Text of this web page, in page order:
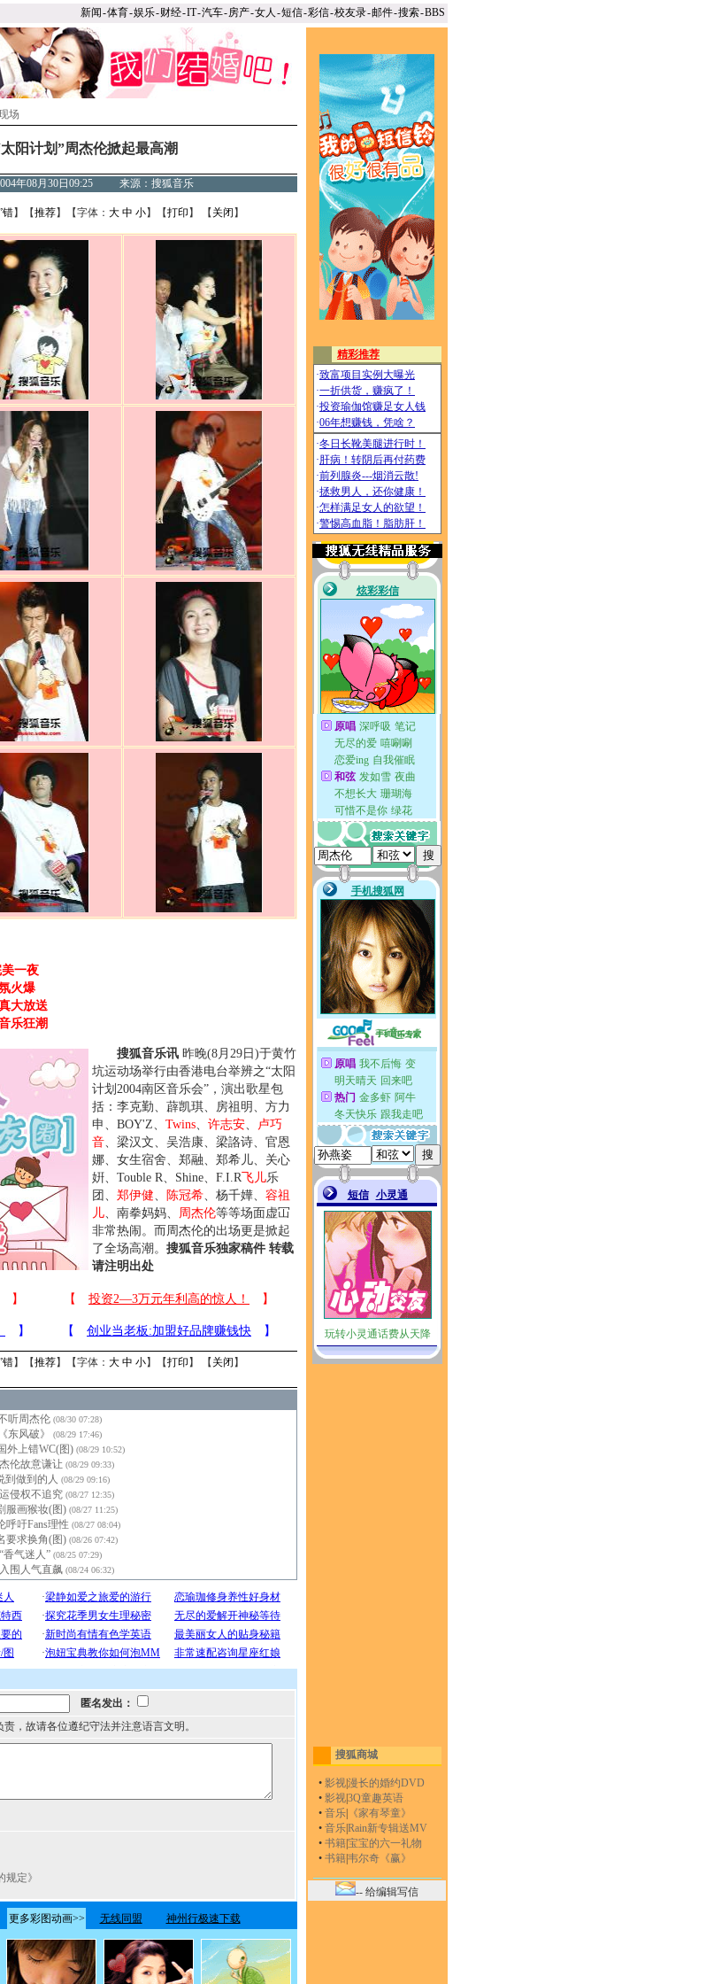
新闻-体育-娱乐-财经-IT-汽车-房产-女人 -短信-彩信-校友录-邮件-搜索-BBS
场
阳计划”周杰伦掀起最高潮
年08月30日09:25 来源：搜狐音乐
错】【推荐】【字体： 大 中 小】【打印 】 【 关闭 】
一夜
火爆
大放送
乐狂潮
搜狐音乐讯 昨晚(8月29日)于黄竹
坑运动场举行由香港电台举辨之“太阳
计划2004南区音乐会”，演出歌星包
括：李克勤、薜凯琪、房祖明、方力
申、BOY'Z、 Twins、 许志安、
卢巧
音、梁汉文、吴浩康、梁詻诗、官恩
娜、女生宿舍、郑融、郑希儿、关心
姸、Touble R、Shine、F.I.R飞儿乐
团、 郑伊健、 陈冠希、杨千嬅、 容祖
儿、南拳妈妈、 周杰伦等等场面虚冚
非常热闹。而周杰伦的出场更是掀起
了全场高潮。 搜狐音乐独家稿件 转载
请注明出处
错】【推荐】【字体： 大 中 小】【打印 】 【 关闭 】
听周杰伦 (08/30 07:28)
东风破》 (08/29 17:46)
外上错WC(图) (08/29 10:52)
伦故意谦让 (08/29 09:33)
到做到的人 (08/29 09:16)
侵权不追究 (08/27 12:35)
服画猴妆(图) (08/27 11:25)
吁Fans理性 (08/27 08:04)
要求换角(图) (08/26 07:42)
香气迷人” (08/25 07:29)
围人气直飙 (08/24 06:32)
匿名发出：
，故请各位遵纪守法并注意语言文明。
定》
搜狐商城
• 影视漫长的婚约DVD
• 影视3Q童趣英语
• 音乐
《家有琴童》
• 音乐Rain新专辑送MV
• 书籍宝宝的六一礼物
• 书籍韦尔奇《赢》
-- 给编辑写信